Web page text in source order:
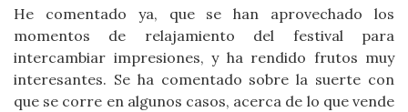
He comentado ya, que se han aprovechado los
momentos de relajamiento del festival para
intercambiar impresiones, y ha rendido frutos muy
interesantes. Se ha comentado sobre la suerte con
que se corre en algunos casos, acerca de lo que vende